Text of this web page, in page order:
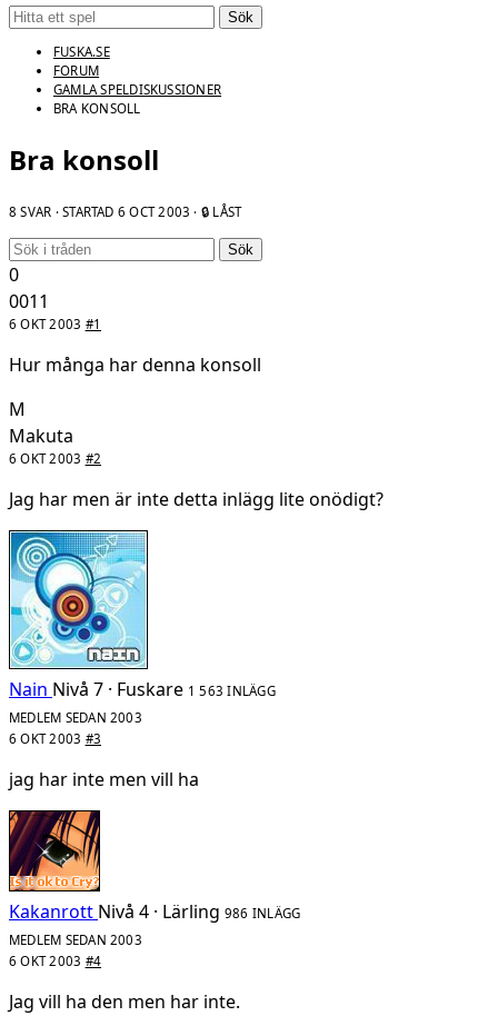
Sök
FUSKA.SE
FORUM
GAMLA SPELDISKUSSIONER
BRA KONSOLL
Bra konsoll
8 SVAR · STARTAD 6 OCT 2003 · 🔒 LÅST
Sök
0
0011
6 OKT 2003 #1
Hur många har denna konsoll
M
Makuta
6 OKT 2003 #2
Jag har men är inte detta inlägg lite onödigt?
Nain Nivå 7 · Fuskare 1 563 INLÄGG
MEDLEM SEDAN 2003
6 OKT 2003 #3
jag har inte men vill ha
Kakanrott Nivå 4 · Lärling 986 INLÄGG
MEDLEM SEDAN 2003
6 OKT 2003 #4
Jag vill ha den men har inte.